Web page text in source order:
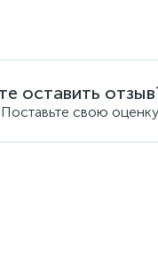
оставить
Поставьте свою